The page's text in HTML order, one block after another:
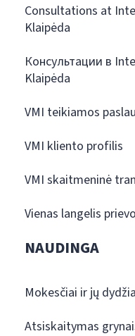
Consultations at
Klaipėda
Консультации в
Klaipėda
VMI teikiamos
VMI kliento profilis
VMI skaitmeninė
Vienas langelis
NAUDINGA
Mokesčiai ir jų
Atsiskaitymas